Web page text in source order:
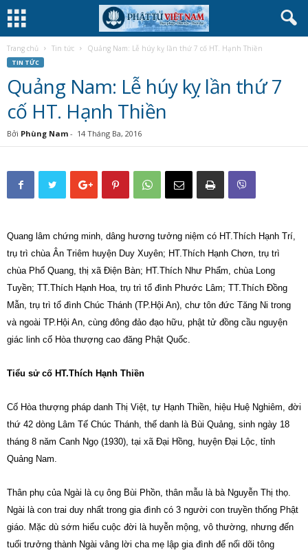
Trang chủ Tin tức Quảng Nam: Lễ húy kỵ lần thứ 7 cố HT. Hạnh Thiền
TIN TỨC
Quảng Nam: Lễ húy kỵ lần thứ 7
cố HT. Hạnh Thiền
Bởi Phùng Nam - 14 Tháng Ba, 2016
Quang lâm chứng minh, dâng hương tưởng niệm có HT.Thích Hạnh Trí,
trụ trì chùa Ân Triêm huyện Duy Xuyên; HT.Thích Hạnh Chơn, trụ trì
chùa Phổ Quang, thị xã Điện Bàn; HT.Thích Như Phẩm, chùa Long
Tuyền; TT.Thích Hạnh Hoa, trụ trì tổ đình Phước Lâm; TT.Thích Đồng
Mẫn, trụ trì tổ đình Chúc Thánh (TP.Hội An), chư tôn đức Tăng Ni trong
và ngoài TP.Hội An, cùng đông đảo đạo hữu, phật tử đồng cầu nguyện
giác linh cố Hòa thượng cao đăng Phật Quốc.
Tiểu sử cố HT.Thích Hạnh Thiền
Cố Hòa thượng pháp danh Thị Việt, tự Hạnh Thiền, hiệu Huệ Nghiêm, đời
thứ 42 dòng Lâm Tế Chúc Thánh, thế danh là Bùi Quảng, sinh ngày 18
tháng 8 năm Canh Ngọ (1930), tại xã Đại Hồng, huyện Đại Lộc, tỉnh
Quảng Nam.
Thân phụ của Ngài là cụ ông Bùi Phồn, thân mẫu là bà Nguyễn Thị thọ.
Ngài là con trai duy nhất trong gia đình có 3 người con truyền thống Phật
giáo. Mặc dù sớm hiểu cuộc đời là huyễn mộng, vô thường, nhưng đến
tuối trưởng thành Ngài vâng lời cha mẹ lập gia đình để nối dõi tông